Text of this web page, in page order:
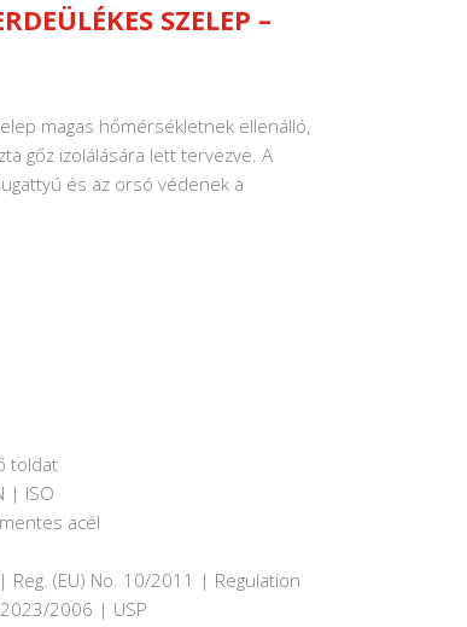
SZELEP –
magas hőmérsékletnek ellenálló,
gőz izolálására lett tervezve. A
és az orsó védenek a
toldat
| ISO
acél
Reg. (EU) No. 10/2011 | Regulation
2006 | USP